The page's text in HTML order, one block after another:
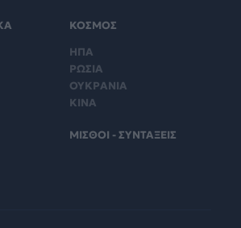
ΚΟΣΜΟΣ
ΗΠΑ
ΡΩΣΙΑ
ΟΥΚΡΑΝΙΑ
ΚΙΝΑ
ΜΙΣΘΟΙ - ΣΥΝΤΑΞΕΙΣ